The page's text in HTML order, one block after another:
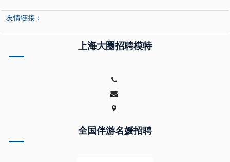
友情链接：
上海大圈招聘模特
全国伴游名媛招聘